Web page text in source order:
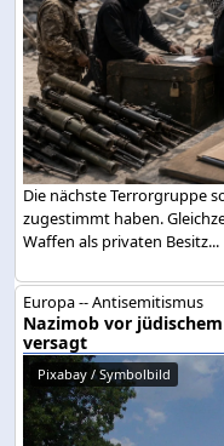
Die nächste Terrorgruppe
zugestimmt haben.
Waffen als privaten Besitz...
Europa -- Antisemitismus
Nazimob vor
versagt
Pixabay / Symbolbild